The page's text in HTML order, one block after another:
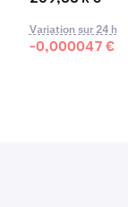
Variation sur 24 h
-0,000047 €